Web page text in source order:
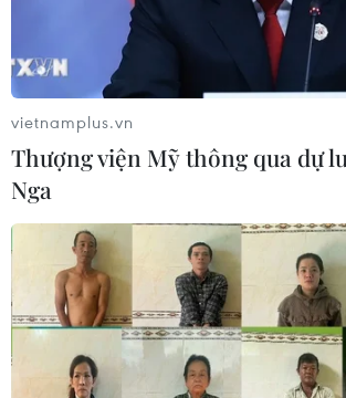
vietnamplus.vn
Thượng viện Mỹ thông qua dự
Nga